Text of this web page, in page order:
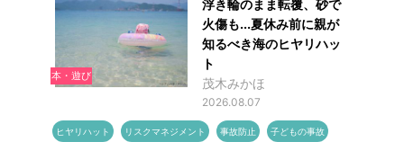
本・遊び
浮き輪のまま転覆、砂で
火傷も...夏休み前に親が
知るべき海のヒヤリハッ
ト
茂木みかほ
2026.08.07
ヒヤリハット リスクマネジメント 事故防止 子どもの事故